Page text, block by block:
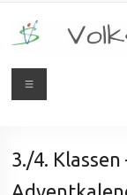
3./4.